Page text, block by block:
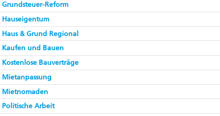
Grundsteuer-Reform
Hauseigentum
Haus & Grund Regional
Kaufen und Bauen
Kostenlose Bauverträge
Mietanpassung
Mietnomaden
Politische Arbeit